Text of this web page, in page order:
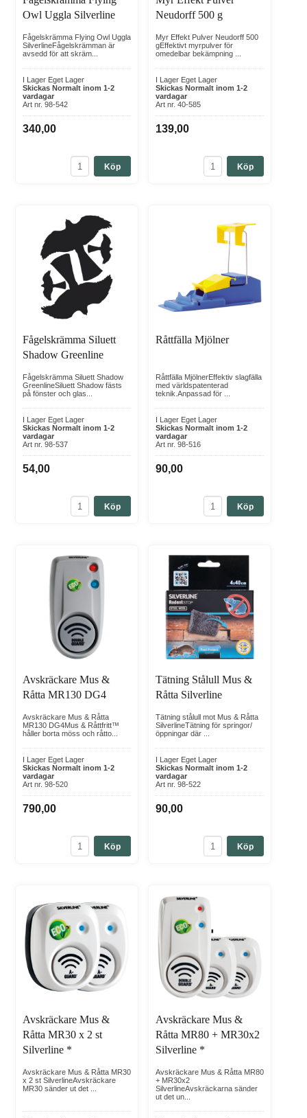
Owl Uggla Silverline
Fågelskrämma Flying Owl Uggla
SilverlineFågelskrämman är
avsedd för att skräm...
I Lager Eget Lager
Skickas Normalt inom 1-2
vardagar
Art nr. 98-542
340,00
Köp
Neudorff 500 g
Myr Effekt Pulver Neudorff 500
gEffektivt myrpulver för
omedelbar bekämpning ...
I Lager Eget Lager
Skickas Normalt inom 1-2
vardagar
Art nr. 40-585
139,00
Köp
Fågelskrämma Siluett
Shadow Greenline
Fågelskrämma Siluett Shadow
GreenlineSiluett Shadow fästs
på fönster och glas...
I Lager Eget Lager
Skickas Normalt inom 1-2
vardagar
Art nr. 98-537
54,00
Köp
Råttfälla Mjölner
Råttfälla MjölnerEffektiv slagfälla
med världspatenterad
teknik.Anpassad för ...
I Lager Eget Lager
Skickas Normalt inom 1-2
vardagar
Art nr. 98-516
90,00
Köp
Avskräckare Mus &
Råtta MR130 DG4
Avskräckare Mus & Råtta
MR130 DG4Mus & Råttfritt™
håller borta möss och råtto...
I Lager Eget Lager
Skickas Normalt inom 1-2
vardagar
Art nr. 98-520
790,00
Köp
Tätning Stålull Mus &
Råtta Silverline
Tätning stålull mot Mus & Råtta
SilverlineTätning för springor/
öppningar där ...
I Lager Eget Lager
Skickas Normalt inom 1-2
vardagar
Art nr. 98-522
90,00
Köp
Avskräckare Mus &
Råtta MR30 x 2 st
Silverline *
Avskräckare Mus & Råtta MR30
x 2 st SilverlineAvskräckare
MR30 sänder ut det ...
Avskräckare Mus &
Råtta MR80 + MR30x2
Silverline *
Avskräckare Mus & Råtta MR80
+ MR30x2
SilverlineAvskräckarna sänder
ut det un...